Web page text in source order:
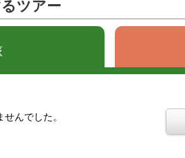
ツアー
んでした。